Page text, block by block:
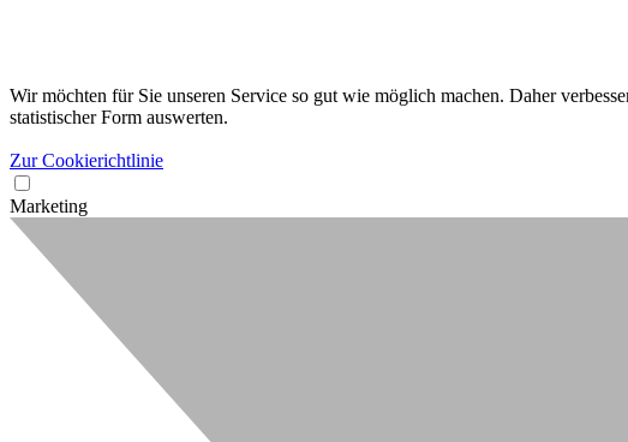
Wir möchten für Sie unseren Service so gut wie möglich machen. Daher
statistischer Form auswerten.
Zur Cookierichtlinie
Marketing